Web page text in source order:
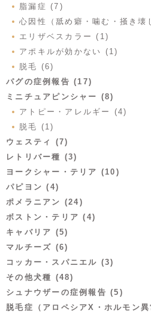
脂漏症 (7)
心因性（舐め癖・噛む・掻き壊
エリザベスカラー (1)
アポキルが効かない (1)
脱毛 (6)
パグの症例報告 (17)
ミニチュアピンシャー (8)
アトピー・アレルギー (4)
脱毛 (1)
ウェスティ (7)
レトリバー種 (3)
ヨークシャー・テリア (10)
パピヨン (4)
ポメラニアン (24)
ボストン・テリア (4)
キャバリア (5)
マルチーズ (6)
コッカー・スパニエル (3)
その他犬種 (48)
シュナウザーの症例報告 (5)
脱毛症（アロペシアX・ホルモン